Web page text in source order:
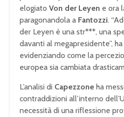
elogiato Von der Leyen e ora
paragonandola a Fantozzi.
der Leyen è una str***, una
davanti al megapresidente”,
evidenziando come la
europea sia cambiata
L’analisi di Capezzone ha
contraddizioni all’interno
necessità di una riflessione